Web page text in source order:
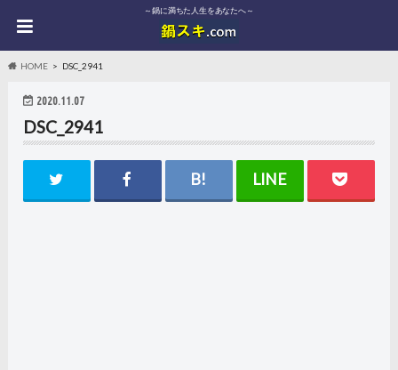
～鍋に満ちた人生をあなたへ～
HOME DSC_2941
2020.11.07
DSC_2941